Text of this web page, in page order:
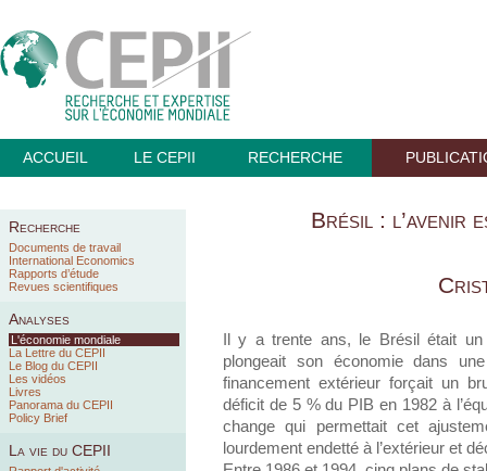
ACCUEIL LE CEPII RECHERCHE
Recherche
Documents de travail
International Economics
Rapports d’étude
Revues scientifiques
Analyses
L'économie mondiale
La Lettre du CEPII
Le Blog du CEPII
Les vidéos
Livres
Panorama du CEPII
Policy Brief
La vie du CEPII
Brésil : l’avenir
Il y a trente ans, le Brésil était
plongeait son économie dans
financement extérieur forçait un
déficit de 5 % du PIB en 1982 à
change qui permettait cet
lourdement endetté à l’extérieur et